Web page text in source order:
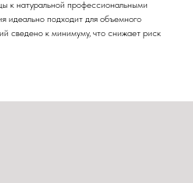
к натуральной профессиональными
идеально подходит для объемного
сведено к минимуму, что снижает риск